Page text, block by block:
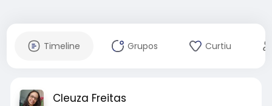
Timeline Grupos Curtiu
Cleuza Freitas